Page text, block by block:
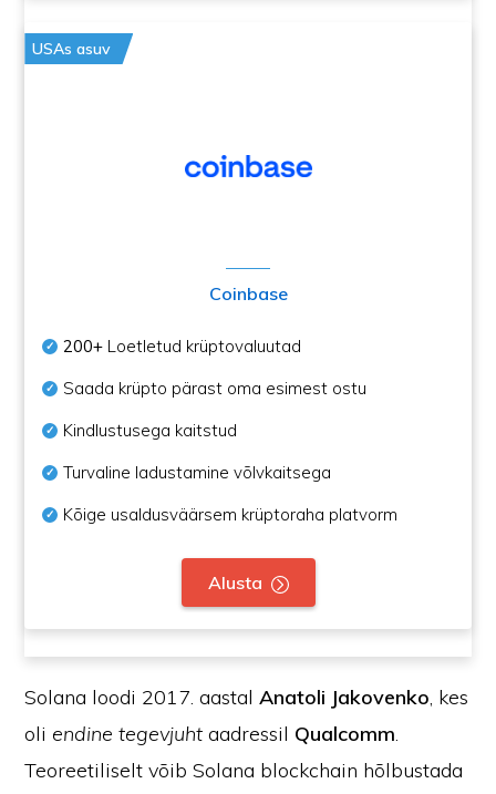
USAs asuv
Coinbase
200+ Loetletud krüptovaluutad
Saada krüpto pärast oma esimest ostu
Kindlustusega kaitstud
Turvaline ladustamine võlvkaitsega
Kõige usaldusväärsem krüptoraha platvorm
Alusta
Solana loodi 2017. aastalAnatoli Jakovenko, kes
oli endine tegevjuht aadressil Qualcomm.
Teoreetiliselt võib Solana blockchain hõlbustada